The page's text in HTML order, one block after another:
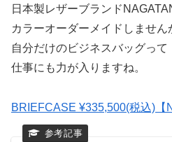
日本製レザーブランド
カラーオーダーメイドしません
自分だけのビジネスバッグって
仕事にも力が入りますね。
BRIEFCASE ¥335,500(税込)【